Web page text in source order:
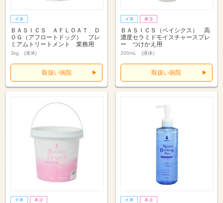
ＢＡＳＩＣＳ ＡＦＬＯＡＴ Ｄ
ＯＧ（アフロートドッグ） プレ
ミアムトリートメント 業務用
3kg (液体)
取扱い病院
ＢＡＳＩＣＳ（ベイシクス） 高
濃度セラミドモイスチャースプレ
ー つけかえ用
200mL (液体)
取扱い病院